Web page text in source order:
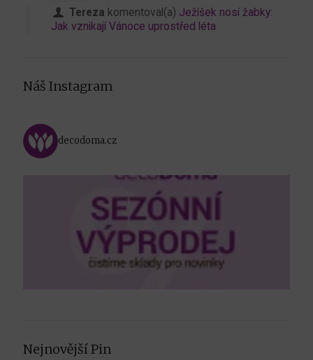
Tereza komentoval(a) Ježíšek nosí žabky:
Jak vznikají Vánoce uprostřed léta
Náš Instagram
decodoma.cz
Nejnovější Pin